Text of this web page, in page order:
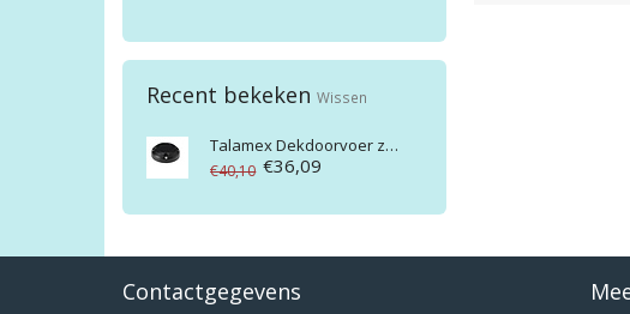
Recent bekeken Wissen
TalamexDekdoorvoer zwart A1-DG30PB
€40,10 €36,09
Contactgegevens